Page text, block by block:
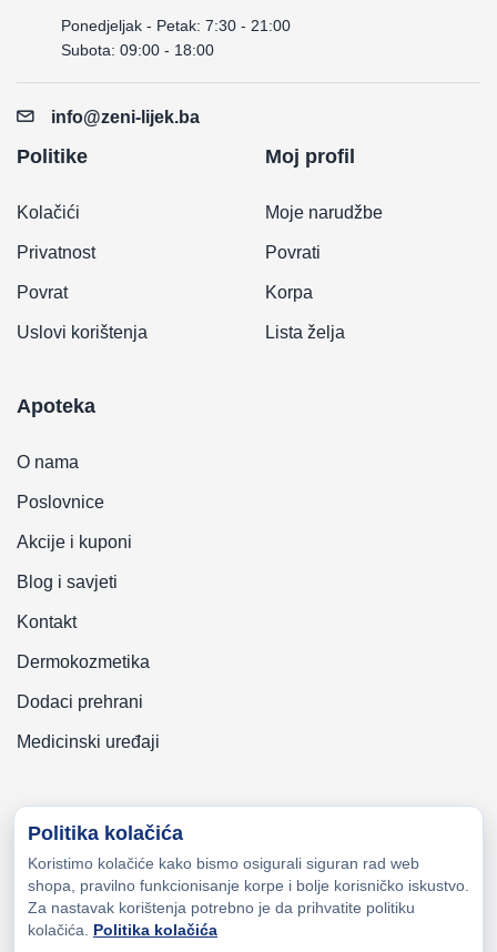
Ponedjeljak - Petak: 7:30 - 21:00
Subota: 09:00 - 18:00
info@zeni-lijek.ba
Politike
Kolačići
Privatnost
Povrat
Uslovi korištenja
Moj profil
Moje narudžbe
Povrati
Korpa
Lista želja
Apoteka
O nama
Poslovnice
Akcije i kuponi
Blog i savjeti
Kontakt
Dermokozmetika
Dodaci prehrani
Medicinski uređaji
Copyright © 2026 Zeni-Lijek Apoteka. Sva prava zadržana
Politika kolačića
Koristimo kolačiće kako bismo osigurali siguran rad web
shopa, pravilno funkcionisanje korpe i bolje korisničko iskustvo.
Za nastavak korištenja potrebno je da prihvatite politiku
kolačića. Politika kolačića